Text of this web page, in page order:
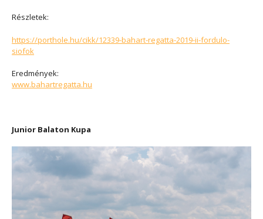
Részletek:
https://porthole.hu/cikk/12339-bahart-regatta-2019-ii-fordulo-
siofok
Eredmények:
www.bahartregatta.hu
Junior Balaton Kupa